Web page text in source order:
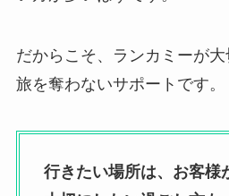
だからこそ、ランカミーが大
旅を奪わないサポートです。
行きたい場所は、お客様